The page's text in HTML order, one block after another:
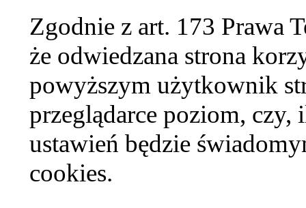
Zgodnie z art. 173 Prawa
że odwiedzana strona
powyższym użytkownik
przeglądarce poziom,
ustawień będzie
cookies.